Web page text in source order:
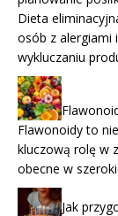
Dieta
osób z alergiami
wykluczaniu
Flawonoidy to
kluczową rolę w
obecne w
Jak